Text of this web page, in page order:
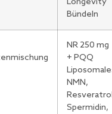
Bündeln
NR 250 mg
+ PQQ
NMN,
Spermidin,